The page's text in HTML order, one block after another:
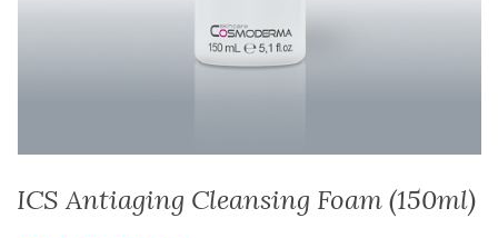
ICS Antiaging Cleansing Foam (150ml)